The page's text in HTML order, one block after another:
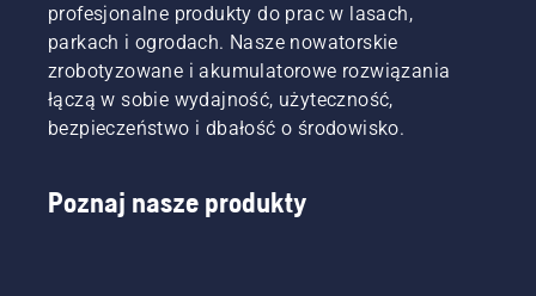
profesjonalne produkty do prac w lasach,
parkach i ogrodach. Nasze nowatorskie
zrobotyzowane i akumulatorowe rozwiązania
łączą w sobie wydajność, użyteczność,
bezpieczeństwo i dbałość o środowisko.
Poznaj nasze produkty